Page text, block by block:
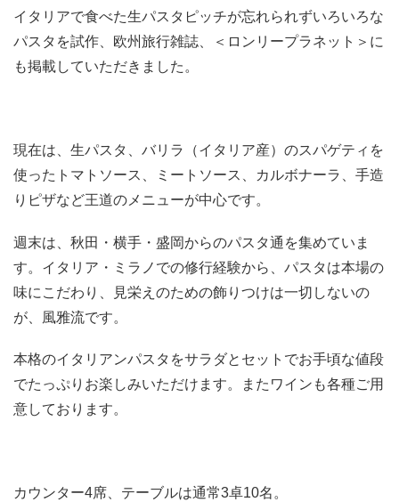
イタリアで食べた生パスタピッチが忘れられずいろいろな
パスタを試作、欧州旅行雑誌、＜ロンリープラネット＞に
も掲載していただきました。
現在は、生パスタ、バリラ（イタリア産）のスパゲティを
使ったトマトソース、ミートソース、カルボナーラ、手造
りピザなど王道のメニューが中心です。
週末は、秋田・横手・盛岡からのパスタ通を集めていま
す。イタリア・ミラノでの修行経験から、パスタは本場の
味にこだわり、見栄えのための飾りつけは一切しないの
が、風雅流です。
本格のイタリアンパスタをサラダとセットでお手頃な値段
でたっぷりお楽しみいただけます。またワインも各種ご用
意しております。
カウンター4席、テーブルは通常3卓10名。